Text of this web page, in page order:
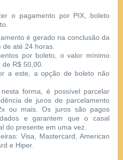
o pagamento por PIX, boleto
é gerado na conclusão da
até 24 horas.
por boleto, o valor mínimo
R$ 50,00.
a este, a opção de boleto não
nesta forma, é possível parcelar
de juros de parcelamento
ou mais. Os juros são pagos
e garantem que o casal
do presente em uma vez.
Visa, Mastercard, American
e Hiper.